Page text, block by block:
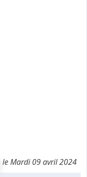
le Mardi 09 avril 2024